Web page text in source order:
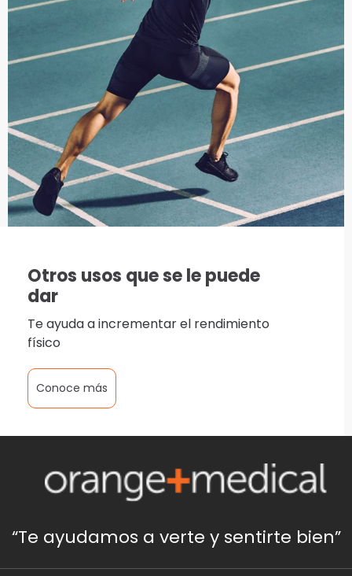
Otros usos que se le puede
dar
Te ayuda a incrementar el rendimiento
físico
Conoce más
“Te ayudamos a verte y sentirte bien”